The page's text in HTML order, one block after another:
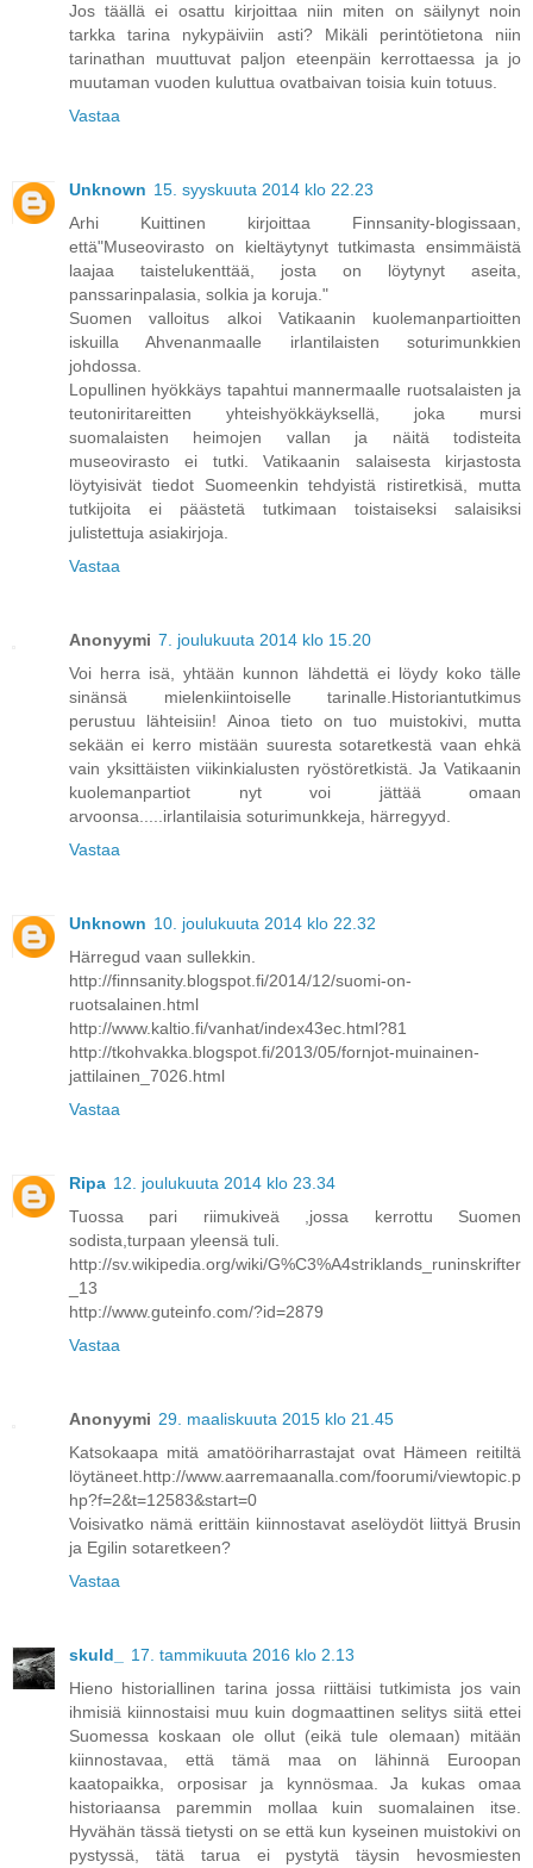
Jos täällä ei osattu kirjoittaa niin miten on säilynyt noin
tarkka tarina nykypäiviin asti? Mikäli perintötietona niin
tarinathan muuttuvat paljon eteenpäin kerrottaessa ja jo
muutaman vuoden kuluttua ovatbaivan toisia kuin totuus.
Vastaa
Unknown 15. syyskuuta 2014 klo 22.23
Arhi Kuittinen kirjoittaa Finnsanity-blogissaan,
että"Museovirasto on kieltäytynyt tutkimasta ensimmäistä
laajaa taistelukenttää, josta on löytynyt aseita,
panssarinpalasia, solkia ja koruja."
Suomen valloitus alkoi Vatikaanin kuolemanpartioitten
iskuilla Ahvenanmaalle irlantilaisten soturimunkkien
johdossa.
Lopullinen hyökkäys tapahtui mannermaalle ruotsalaisten ja
teutoniritareitten yhteishyökkäyksellä, joka mursi
suomalaisten heimojen vallan ja näitä todisteita
museovirasto ei tutki. Vatikaanin salaisesta kirjastosta
löytyisivät tiedot Suomeenkin tehdyistä ristiretkisä, mutta
tutkijoita ei päästetä tutkimaan toistaiseksi salaisiksi
julistettuja asiakirjoja.
Vastaa
Anonyymi 7. joulukuuta 2014 klo 15.20
Voi herra isä, yhtään kunnon lähdettä ei löydy koko tälle
sinänsä mielenkiintoiselle tarinalle.Historiantutkimus
perustuu lähteisiin! Ainoa tieto on tuo muistokivi, mutta
sekään ei kerro mistään suuresta sotaretkestä vaan ehkä
vain yksittäisten viikinkialusten ryöstöretkistä. Ja Vatikaanin
kuolemanpartiot nyt voi jättää omaan
arvoonsa.....irlantilaisia soturimunkkeja, härregyyd.
Vastaa
Unknown 10. joulukuuta 2014 klo 22.32
Härregud vaan sullekkin.
http://finnsanity.blogspot.fi/2014/12/suomi-on-
ruotsalainen.html
http://www.kaltio.fi/vanhat/index43ec.html?81
http://tkohvakka.blogspot.fi/2013/05/fornjot-muinainen-
jattilainen_7026.html
Vastaa
Ripa 12. joulukuuta 2014 klo 23.34
Tuossa pari riimukiveä ,jossa kerrottu Suomen
sodista,turpaan yleensä tuli.
http://sv.wikipedia.org/wiki/G%C3%A4striklands_runinskrifter
_13
http://www.guteinfo.com/?id=2879
Vastaa
Anonyymi 29. maaliskuuta 2015 klo 21.45
Katsokaapa mitä amatööriharrastajat ovat Hämeen reitiltä
löytäneet.http://www.aarremaanalla.com/foorumi/viewtopic.p
hp?f=2&t=12583&start=0
Voisivatko nämä erittäin kiinnostavat aselöydöt liittyä Brusin
ja Egilin sotaretkeen?
Vastaa
skuld_
17. tammikuuta 2016 klo 2.13
Hieno historiallinen tarina jossa riittäisi tutkimista jos vain
ihmisiä kiinnostaisi muu kuin dogmaattinen selitys siitä ettei
Suomessa koskaan ole ollut (eikä tule olemaan) mitään
kiinnostavaa, että tämä maa on lähinnä Euroopan
kaatopaikka, orposisar ja kynnösmaa. Ja kukas omaa
historiaansa paremmin mollaa kuin suomalainen itse.
Hyvähän tässä tietysti on se että kun kyseinen muistokivi on
pystyssä, tätä tarua ei pystytä täysin hevosmiesten